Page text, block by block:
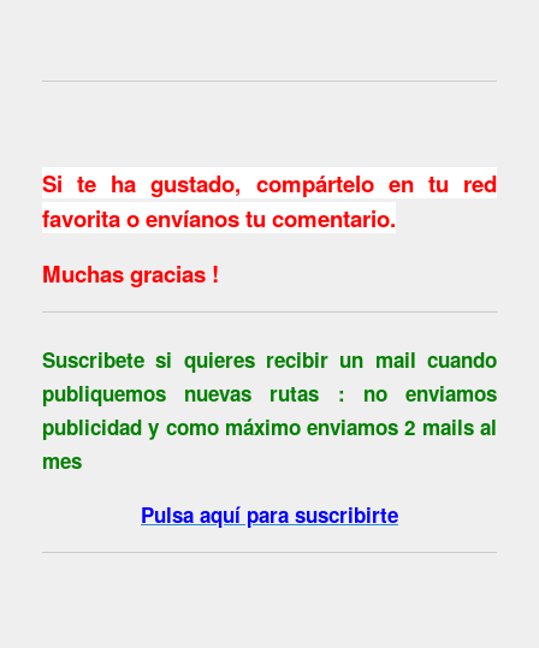
Si te ha gustado, compártelo en tu red
favorita o envíanos tu comentario.
Muchas gracias !
Suscribete si quieres recibir un mail cuando
publiquemos nuevas rutas : no enviamos
publicidad y como máximo enviamos 2 mails al
mes
Pulsa aquí para suscribirte